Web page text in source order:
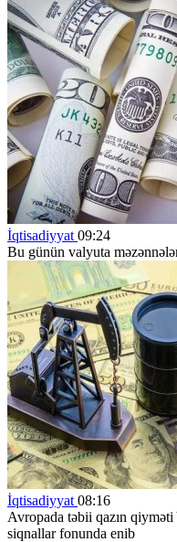
İqtisadiyyat 09:24
Bu günün valyuta
İqtisadiyyat 08:16
Avropada təbii qazın
siqnallar fonunda enib